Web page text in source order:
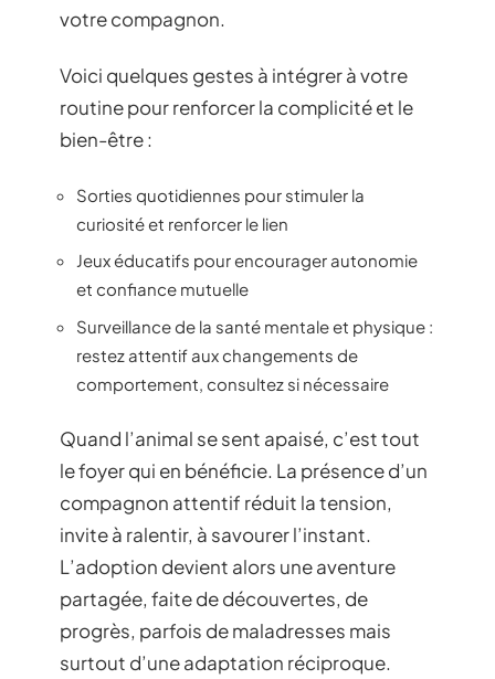
votre compagnon.
Voici quelques gestes à intégrer à votre
routine pour renforcer la complicité et le
bien-être :
Sorties quotidiennes pour stimuler la
curiosité et renforcer le lien
Jeux éducatifs pour encourager autonomie
et confiance mutuelle
Surveillance de la santé mentale et physique :
restez attentif aux changements de
comportement, consultez si nécessaire
Quand l’animal se sent apaisé, c’est tout
le foyer qui en bénéficie. La présence d’un
compagnon attentif réduit la tension,
invite à ralentir, à savourer l’instant.
L’adoption devient alors une aventure
partagée, faite de découvertes, de
progrès, parfois de maladresses mais
surtout d’une adaptation réciproque.